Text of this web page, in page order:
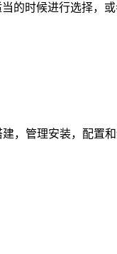
的时候进行选择，或
，管理安装，配